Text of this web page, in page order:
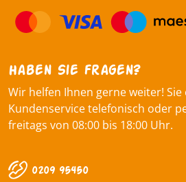
Haben Sie fragen?
Wir helfen Ihnen gerne weiter!
Kundenservice telefonisch oder
freitags von 08:00 bis 18:00 Uhr.
0209 95450